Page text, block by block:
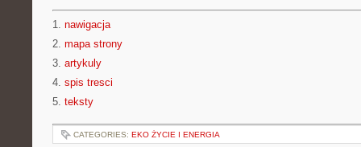
1. nawigacja
2. mapa strony
3. artykuly
4. spis tresci
5. teksty
CATEGORIES: EKO ŻYCIE I ENERGIA